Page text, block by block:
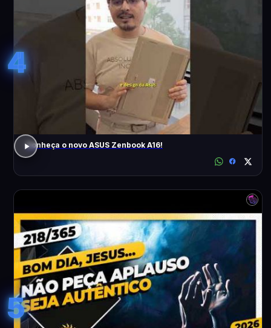
4
Conheça o novo ASUS Zenbook A16!
5